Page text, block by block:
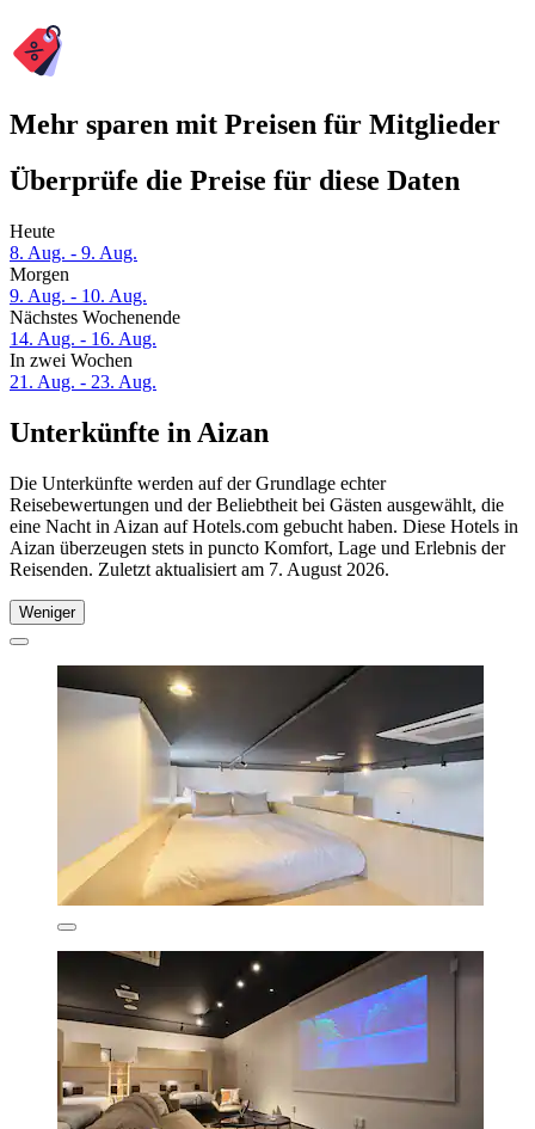
Mehr sparen mit Preisen für Mitglieder
Überprüfe die Preise für diese Daten
Heute
8. Aug. - 9. Aug.
Morgen
9. Aug. - 10. Aug.
Nächstes Wochenende
14. Aug. - 16. Aug.
In zwei Wochen
21. Aug. - 23. Aug.
Unterkünfte in Aizan
Die Unterkünfte werden auf der Grundlage echter
Reisebewertungen und der Beliebtheit bei Gästen ausgewählt, die
eine Nacht in Aizan auf Hotels.com gebucht haben. Diese Hotels in
Aizan überzeugen stets in puncto Komfort, Lage und Erlebnis der
Reisenden. Zuletzt aktualisiert am 7. August 2026.
Weniger